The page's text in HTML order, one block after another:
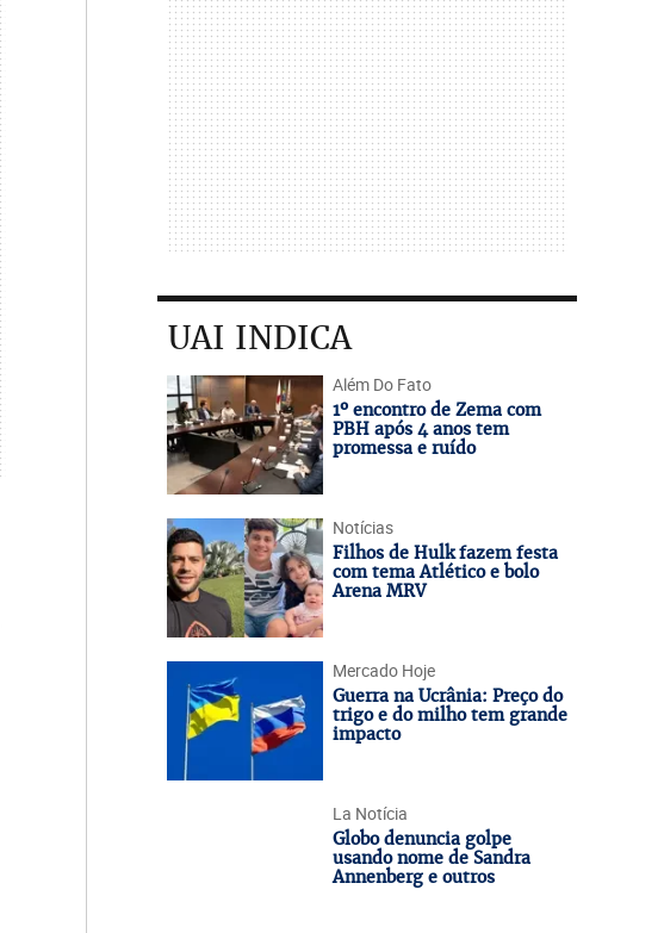
UAI INDICA
Além Do Fato
1º encontro de Zema com
PBH após 4 anos tem
promessa e ruído
Notícias
Filhos de Hulk fazem festa
com tema Atlético e bolo
Arena MRV
Mercado Hoje
Guerra na Ucrânia: Preço do
trigo e do milho tem grande
impacto
La Notícia
Globo denuncia golpe
usando nome de Sandra
Annenberg e outros